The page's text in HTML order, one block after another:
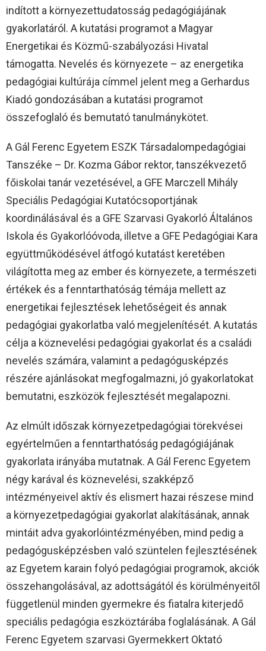
indított a környezettudatosság pedagógiájának
gyakorlatáról. A kutatási programot a Magyar
Energetikai és Közmű-szabályozási Hivatal
támogatta. Nevelés és környezete – az energetika
pedagógiai kultúrája címmel jelent meg a Gerhardus
Kiadó gondozásában a kutatási programot
összefoglaló és bemutató tanulmánykötet.
A Gál Ferenc Egyetem ESZK Társadalompedagógiai
Tanszéke – Dr. Kozma Gábor rektor, tanszékvezető
főiskolai tanár vezetésével, a GFE Marczell Mihály
Speciális Pedagógiai Kutatócsoportjának
koordinálásával és a GFE Szarvasi Gyakorló Általános
Iskola és Gyakorlóóvoda, illetve a GFE Pedagógiai Kara
együttműködésével átfogó kutatást keretében
világította meg az ember és környezete, a természeti
értékek és a fenntarthatóság témája mellett az
energetikai fejlesztések lehetőségeit és annak
pedagógiai gyakorlatba való megjelenítését. A kutatás
célja a köznevelési pedagógiai gyakorlat és a családi
nevelés számára, valamint a pedagógusképzés
részére ajánlásokat megfogalmazni, jó gyakorlatokat
bemutatni, eszközök fejlesztését megalapozni.
Az elmúlt időszak környezetpedagógiai törekvései
egyértelműen a fenntarthatóság pedagógiájának
gyakorlata irányába mutatnak. A Gál Ferenc Egyetem
négy karával és köznevelési, szakképző
intézményeivel aktív és elismert hazai részese mind
a környezetpedagógiai gyakorlat alakításának, annak
mintáit adva gyakorlóintézményében, mind pedig a
pedagógusképzésben való szüntelen fejlesztésének
az Egyetem karain folyó pedagógiai programok, akciók
összehangolásával, az adottságától és körülményeitől
függetlenül minden gyermekre és fiatalra kiterjedő
speciális pedagógia eszköztárába foglalásának. A Gál
Ferenc Egyetem szarvasi Gyermekkert Oktató